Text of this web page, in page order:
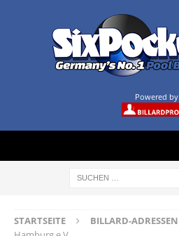
Powered by
STARTSEITE BILLARD-ADRESSEN